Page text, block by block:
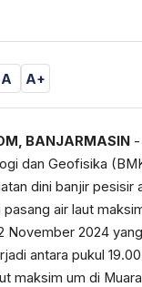
A A+
BANJARMASIN -
dan Geofisika
dini banjir pesisir
pasang air laut
November 2024
antara pukul
maksim um di